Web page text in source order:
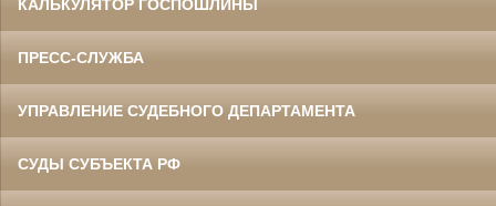
КАЛЬКУЛЯТОР ГОСПОШЛИНЫ
ПРЕСС-СЛУЖБА
УПРАВЛЕНИЕ СУДЕБНОГО ДЕПАРТАМЕНТА
СУДЫ СУБЪЕКТА РФ